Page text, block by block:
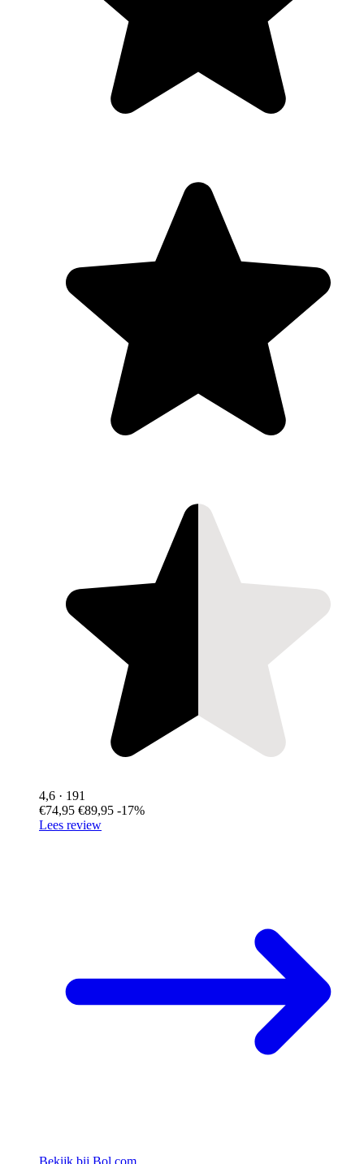
4,6 · 191
€74,95 €89,95 -17%
Lees review
Bekijk bij Bol.com